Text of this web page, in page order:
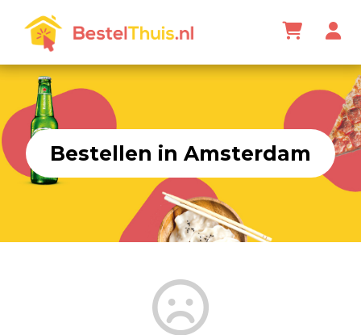
Bestellen in Amsterdam